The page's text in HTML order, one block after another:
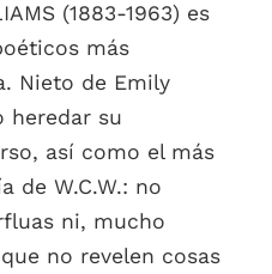
(1883-1963) es
más
Nieto de Emily
heredar su
así como el más
de W.C.W.: no
ni, mucho
no revelen cosas